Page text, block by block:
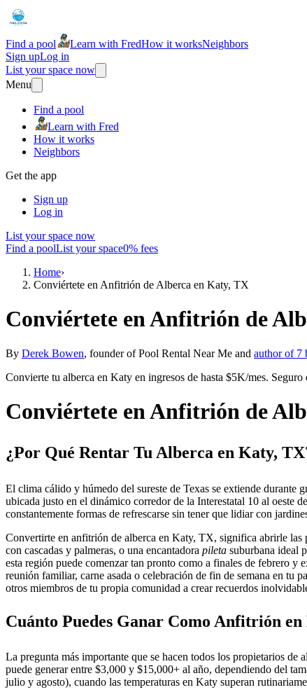
Find a pool Learn with FredHow it worksNeighbors
Sign upLog in
List your space now
Menu
Find a pool
Learn with Fred
How it works
Neighbors
Get the app
Sign up
Log in
List your space now
Find a poolList your space0% fees
Home›
Conviértete en Anfitrión de Alberca en Katy, TX
Conviértete en Anfitrión de
By Derek Bowen, founder of Pool Rental Near Me and author of 7
Convierte tu alberca en Katy en ingresos de hasta $5K/mes.
Conviértete en Anfitrión de
¿Por Qué Rentar Tu Alberca en Katy,
El clima cálido y húmedo del sureste de Texas se extiende durante
ubicada justo en el dinámico corredor de la Interestatal 10 al oeste
constantemente formas de refrescarse sin tener que lidiar con
Convertirte en anfitrión de alberca en Katy, TX, significa abrirle las
con cascadas y palmeras, o una encantadora pileta suburbana ideal
esta región puede comenzar tan pronto como a finales de febrero y
reunión familiar, carne asada o celebración de fin de semana en tu
otros miembros de tu propia comunidad a crear recuerdos
Cuánto Puedes Ganar Como Anfitrión
La pregunta más importante que se hacen todos los propietarios
puede generar entre $3,000 y $15,000+ al año, dependiendo del
julio y agosto), cuando las temperaturas en Katy superan